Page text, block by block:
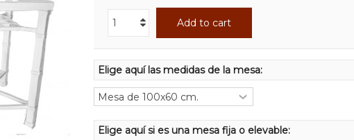
Add to cart
Elige aquí las medidas de la mesa:
Elige aquí si es una mesa fija o elevable: